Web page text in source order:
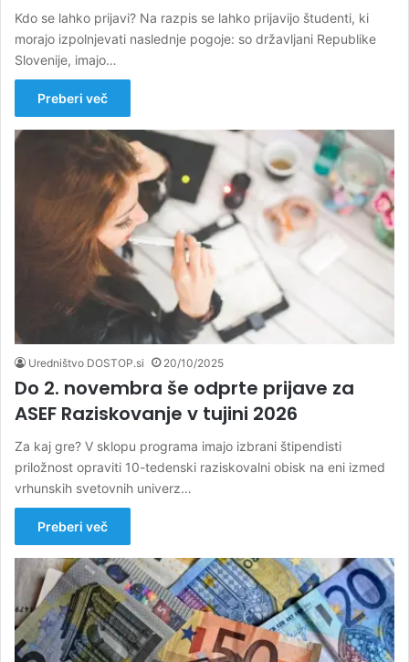
Kdo se lahko prijavi? Na razpis se lahko prijavijo študenti, ki
morajo izpolnjevati naslednje pogoje: so državljani Republike
Slovenije, imajo…
Preberi več
Uredništvo DOSTOP.si 20/10/2025
Do 2. novembra še odprte prijave za
ASEF Raziskovanje v tujini 2026
Za kaj gre? V sklopu programa imajo izbrani štipendisti
priložnost opraviti 10-tedenski raziskovalni obisk na eni izmed
vrhunskih svetovnih univerz…
Preberi več